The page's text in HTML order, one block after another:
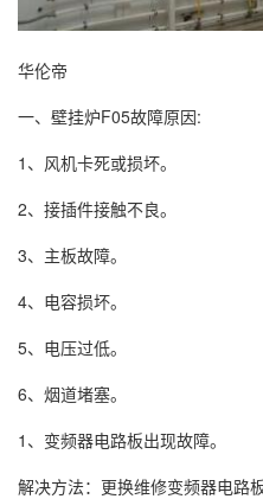
华伦帝
一、壁挂炉F05故障原因:
1、风机卡死或损坏。
2、接插件接触不良。
3、主板故障。
4、电容损坏。
5、电压过低。
6、烟道堵塞。
1、变频器电路板出现故障。
解决方法：更换维修变频器电路